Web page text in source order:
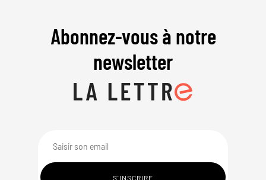
Abonnez-vous à notre
newsletter